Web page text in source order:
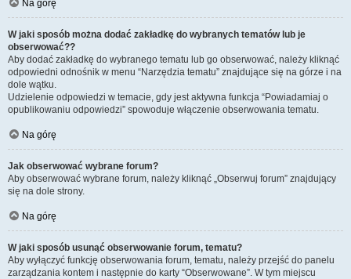
Na górę
W jaki sposób można dodać zakładkę do wybranych tematów lub je
obserwować??
Aby dodać zakładkę do wybranego tematu lub go obserwować, należy kliknąć
odpowiedni odnośnik w menu “Narzędzia tematu” znajdujące się na górze i na
dole wątku.
Udzielenie odpowiedzi w temacie, gdy jest aktywna funkcja “Powiadamiaj o
opublikowaniu odpowiedzi” spowoduje włączenie obserwowania tematu.
Na górę
Jak obserwować wybrane forum?
Aby obserwować wybrane forum, należy kliknąć „Obserwuj forum” znajdujący
się na dole strony.
Na górę
W jaki sposób usunąć obserwowanie forum, tematu?
Aby wyłączyć funkcję obserwowania forum, tematu, należy przejść do panelu
zarządzania kontem i następnie do karty “Obserwowane”. W tym miejscu